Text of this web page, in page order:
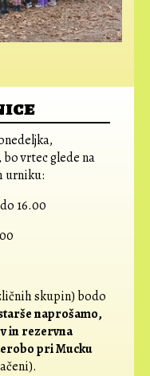
bo vrtec glede na
urniku:
16.00
skupin) bodo
naprošamo,
in rezervna
pri Mucku